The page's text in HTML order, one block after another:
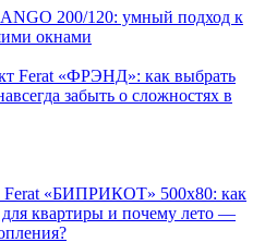
200/120: умный подход к
окнами
Ferat «ФРЭНД»: как выбрать
забыть о сложностях в
Ferat «БИПРИКОТ» 500x80: как
квартиры и почему лето —